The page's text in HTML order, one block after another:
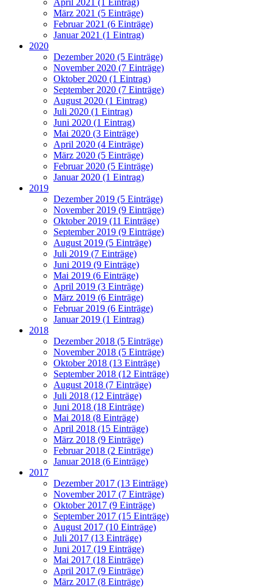
März 2021 (5 Einträge)
Februar 2021 (6 Einträge)
Januar 2021 (1 Eintrag)
2020
Dezember 2020 (5 Einträge)
November 2020 (7 Einträge)
Oktober 2020 (1 Eintrag)
September 2020 (7 Einträge)
August 2020 (1 Eintrag)
Juli 2020 (1 Eintrag)
Juni 2020 (1 Eintrag)
Mai 2020 (3 Einträge)
April 2020 (4 Einträge)
März 2020 (5 Einträge)
Februar 2020 (5 Einträge)
Januar 2020 (1 Eintrag)
2019
Dezember 2019 (5 Einträge)
November 2019 (9 Einträge)
Oktober 2019 (11 Einträge)
September 2019 (9 Einträge)
August 2019 (5 Einträge)
Juli 2019 (7 Einträge)
Juni 2019 (9 Einträge)
Mai 2019 (6 Einträge)
April 2019 (3 Einträge)
März 2019 (6 Einträge)
Februar 2019 (6 Einträge)
Januar 2019 (1 Eintrag)
2018
Dezember 2018 (5 Einträge)
November 2018 (5 Einträge)
Oktober 2018 (13 Einträge)
September 2018 (12 Einträge)
August 2018 (7 Einträge)
Juli 2018 (12 Einträge)
Juni 2018 (18 Einträge)
Mai 2018 (8 Einträge)
April 2018 (15 Einträge)
März 2018 (9 Einträge)
Februar 2018 (2 Einträge)
Januar 2018 (6 Einträge)
2017
Dezember 2017 (13 Einträge)
November 2017 (7 Einträge)
Oktober 2017 (9 Einträge)
September 2017 (15 Einträge)
August 2017 (10 Einträge)
Juli 2017 (13 Einträge)
Juni 2017 (19 Einträge)
Mai 2017 (18 Einträge)
April 2017 (9 Einträge)
März 2017 (8 Einträge)